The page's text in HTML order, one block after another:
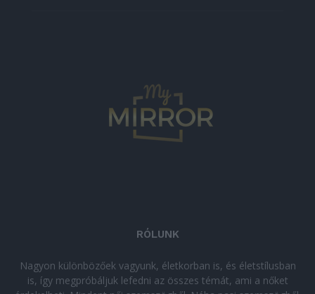
RÓLUNK
Nagyon különbözőek vagyunk, életkorban is, és életstílusban
is, így megpróbáljuk lefedni az összes témát, ami a nőket